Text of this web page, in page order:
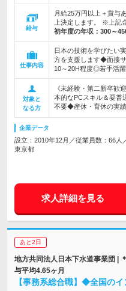
給与
月給25万円以上＋賞与
上決定します。 ※上記
初年度の年収： 300～
仕事内容
日本の技術を学びたい
方を支援します◆面接
10～20H程度◎若手活躍
対象と
なる方
《未経験・第二新卒歓
本的なPCスキル＆要普
不要◆産休・育休の実
企業データ
設立：2010年12月／従業員数：66人
東京都
求人詳細を見る
あと2日
地方共同法人日本下水道事業団 |
与平均4.65ヶ月
【事務系総合職】◆全国の